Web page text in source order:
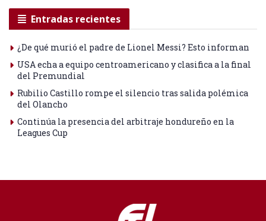
Entradas recientes
¿De qué murió el padre de Lionel Messi? Esto informan
USA echa a equipo centroamericano y clasifica a la final
del Premundial
Rubilio Castillo rompe el silencio tras salida polémica
del Olancho
Continúa la presencia del arbitraje hondureño en la
Leagues Cup